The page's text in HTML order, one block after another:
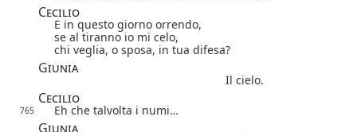
Cecilio
E in questo giorno orrendo,
se al tiranno io mi celo,
chi veglia, o sposa, in tua difesa?
Giunia
Il cielo.
Cecilio
765 Eh che talvolta i numi…
Giunia